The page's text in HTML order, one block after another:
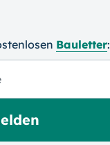
Bauletter: